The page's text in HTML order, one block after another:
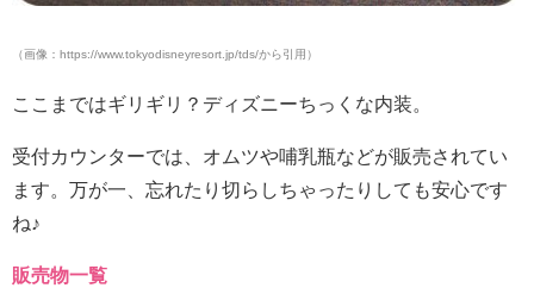
（画像：https://www.tokyodisneyresort.jp/tds/から引用）
ここまではギリギリ？ディズニーちっくな内装。
受付カウンターでは、オムツや哺乳瓶などが販売されてい
ます。万が一、忘れたり切らしちゃったりしても安心です
ね♪
販売物一覧